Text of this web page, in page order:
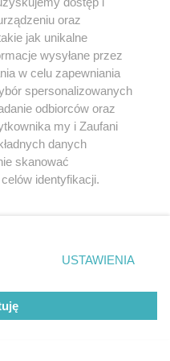
kończy
schodzi z
latach
na czystą
oraz
jak unikalne
wysyłane przez
w celu zapewniania
spersonalizowanych
odbiorców oraz
my i Zaufani
danych
skanować
identyfikacji.
ustawień prywatności
rogu strony
wymagają zgody
się takiemu
miały zastosowanie tylko
USTAWIENIA